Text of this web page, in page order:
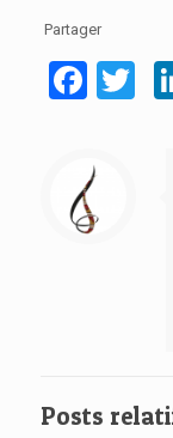
Partager
Posts